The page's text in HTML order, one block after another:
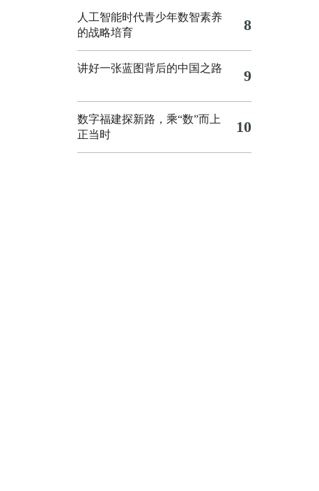
人工智能时代青少年数智素养
的战略培育
8
讲好一张蓝图背后的中国之路 9
数字福建探新路，乘“数”而上
正当时
10